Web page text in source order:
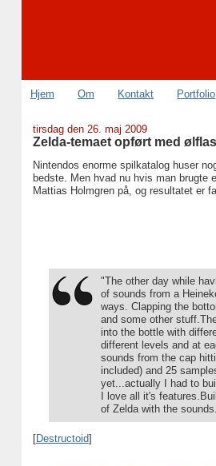
Hjem Om Kontakt Portfolio
tirsdag den 26. maj 2009
Zelda-temaet opført med
Nintendos enorme spilkatalog huser
bedste. Men hvad nu hvis man brugte
Mattias Holmgren på, og resultatet er
"The other day while
of sounds from a
ways. Clapping the
and some other
into the bottle with
different levels and at
sounds from the cap
included) and 25
yet...actually I had to
I love all it's
of Zelda with the
[Destructoid]